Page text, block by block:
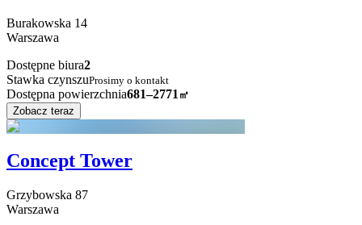
Burakowska 14
Warszawa
Dostępne biura2
Stawka czynszuProsimy o kontakt
Dostępna powierzchnia681–2771 ㎡
Zobacz teraz
Concept Tower
Grzybowska 87
Warszawa